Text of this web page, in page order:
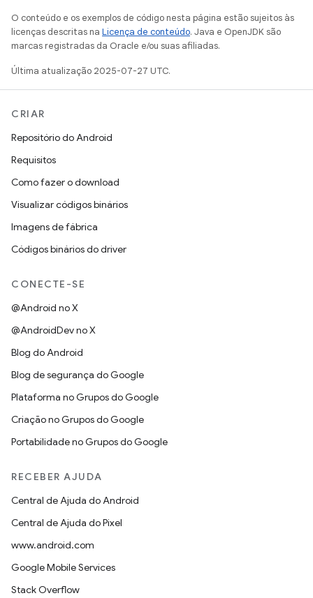
O conteúdo e os exemplos de código nesta página estão sujeitos às
licenças descritas na Licença de conteúdo. Java e OpenJDK são
marcas registradas da Oracle e/ou suas afiliadas.
Última atualização 2025-07-27 UTC.
CRIAR
Repositório do Android
Requisitos
Como fazer o download
Visualizar códigos binários
Imagens de fábrica
Códigos binários do driver
CONECTE-SE
@Android no X
@AndroidDev no X
Blog do Android
Blog de segurança do Google
Plataforma no Grupos do Google
Criação no Grupos do Google
Portabilidade no Grupos do Google
RECEBER AJUDA
Central de Ajuda do Android
Central de Ajuda do Pixel
www.android.com
Google Mobile Services
Stack Overflow